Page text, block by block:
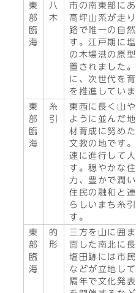
東
部
臨
海
八
木
市の南東部に
高坪山系が走
路で唯一の自
す。江戸期に
の木場港の原
置されました
に、次世代を
を推進していま
東
部
臨
海
糸
引
東西に長く山
ように並んだ
材育成に努め
文教の地です
速に進行して
す。穏やかな
力、豊かで潤
住民の融和と
らしいまち糸
す。
東
部
臨
海
的
形
三方を山に囲
面した南北に
塩田跡には市
などが立地し
隔年で文化発